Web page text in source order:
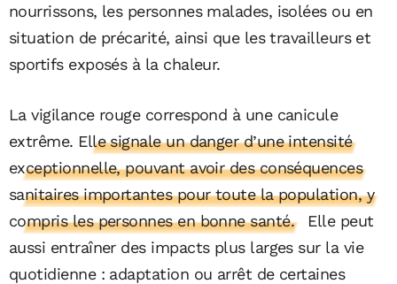
nourrissons, les personnes malades, isolées ou en
situation de précarité, ainsi que les travailleurs et
sportifs exposés à la chaleur.
La vigilance rouge correspond à une canicule
extrême. Elle signale un danger d’une intensité
exceptionnelle, pouvant avoir des conséquences
sanitaires importantes pour toute la population, y
compris les personnes en bonne santé.
Elle peut
aussi entraîner des impacts plus larges sur la vie
quotidienne : adaptation ou arrêt de certaines